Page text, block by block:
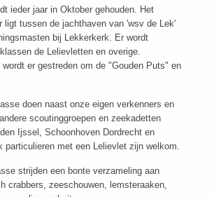
ieder jaar in Oktober gehouden. Het
ligt tussen de jachthaven van 'wsv de Lek'
bij Lekkerkerk. Er wordt
de Lelievletten en overige.
wordt er gestreden om de "Gouden Puts" en
doen naast onze eigen verkenners en
scoutinggroepen en zeekadetten
Ijssel, Schoonhoven Dordrecht en
particulieren met een Lelievlet zijn welkom.
strijden een bonte verzameling aan
crabbers, zeeschouwen, lemsteraaken,